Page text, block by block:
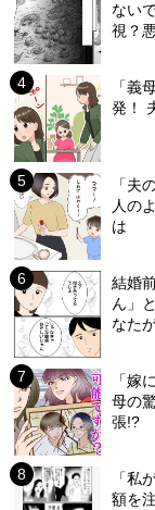
ない
視？
「義
発！
「夫
人の
は
結婚
ん」
なた
「嫁
母の
張!?
「私
額を